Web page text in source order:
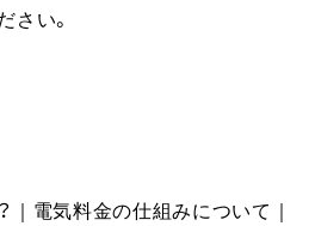
さい。
｜電気料金の仕組みについて｜